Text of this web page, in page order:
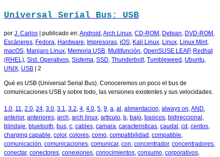
Universal Serial Bus: USB
por J. Carlos publicado en:Android ,Arch Linux, CD-ROM , Debian, DVD-ROM ,
Escáneres, Fedora, Hardware, Impresoras, iOS, Kali Linux, Linux, Linux Mint,
macOS, Manjaro Linux, Memoria USB, Multifunción, OpenSUSE LEAP, Redhat
(RHEL), Sist. Operativos, Sistema, SSD, Thunderbolt, Tumbleweed , Ubuntu,
UNIX, USB 2
Qué es USB (Universal Serial Bus). Conoceremos un poco el bus de
comunicaciones USB y sobre todo, las versiones existentes y sus velocidades.
1.0, 11, 2.0, 24, 3.0, 3.1, 3.2, 4, 4.0, 5, 9, a, al , alimentacion, always on,AND,
anterior, anteriores, arch, arch linux, articulo, b, bajo, basicos, bidireccional ,
blindaje, bluetooth, bus, c, cables, camara, caracteristicas, caudal , cd , centos,
charging capable, color, colores, como, compatibilidad , compatible,
comunicación, comunicaciones, comunicar, con, concentrador, concentradores,
conectar, conectores, conexiones, conocimientos, consumo, corporativos,